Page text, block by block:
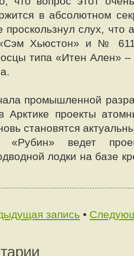
в абсолютном
проскользнул слух, что
Хьюстон» и №
типа «Итен Ален»
промышленной
Арктике проекты
становятся
ведет
лодки на базе
запись •